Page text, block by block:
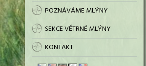
POZNÁVÁME MLÝNY
SEKCE VĚTRNÉ MLÝNY
KONTAKT